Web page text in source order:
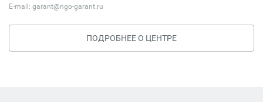
E-mail: garant@ngo-garant.ru
ПОДРОБНЕЕ О ЦЕНТРЕ